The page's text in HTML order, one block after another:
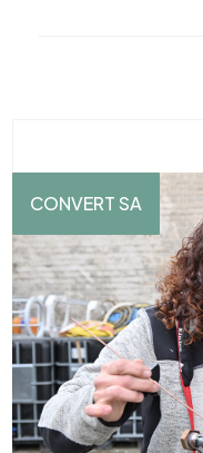
CONVERT SA